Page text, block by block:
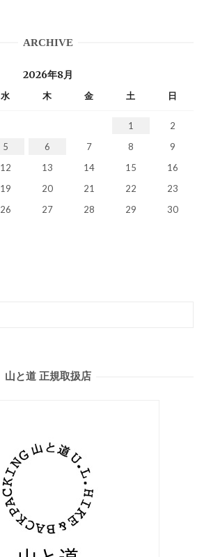
ARCHIVE
2026年8月
水 木 金 土 日
1
2
5 6 7 8
9
12 13 14 15
16
19 20 21 22
23
26 27 28 29
30
山と道 正規取扱店